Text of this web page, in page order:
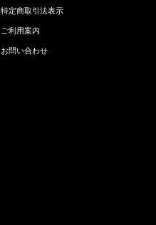
特定商取引法表示
ご利用案内
お問い合わせ